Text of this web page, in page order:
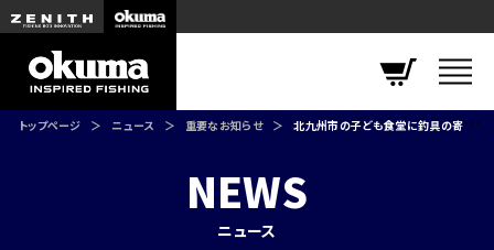
トップページ ニュース 重要なお知らせ 北九州市の子ども食堂に釣具の寄付を行いました！
NEWS
ニュース